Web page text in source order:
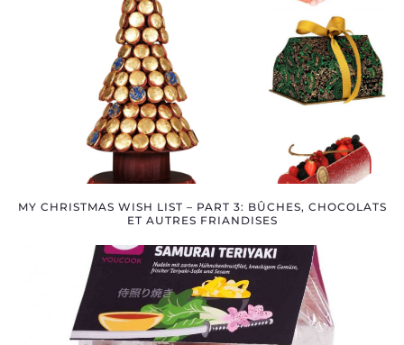
MY CHRISTMAS WISH LIST – PART 3: BÛCHES, CHOCOLATS
ET AUTRES FRIANDISES